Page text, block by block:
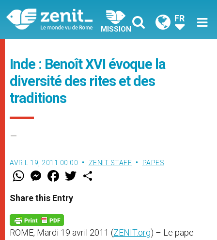
MISSION
FR
Inde : Benoît XVI évoque la
diversité des rites et des
traditions
–
AVRIL 19, 2011 00:00 ZENIT STAFF PAPES
W
t
s
p
p
M
e
s
e
g
e
r
F
a
e
b
o
k
w
Share this Entry
ROME, Mardi 19 avril 2011 (ZENIT.org) – Le pape